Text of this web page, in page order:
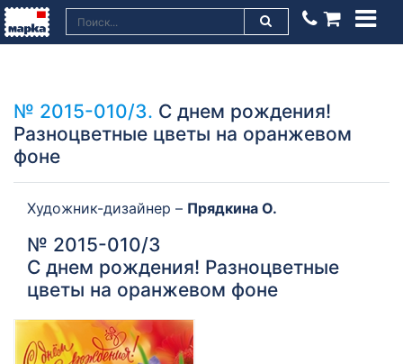
№ 2015-010/3. С днем рождения!
Разноцветные цветы на оранжевом
фоне
Художник-дизайнер – Прядкина О.
№ 2015-010/3
С днем рождения! Разноцветные
цветы на оранжевом фоне